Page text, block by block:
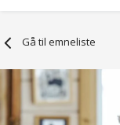
Gå til emneliste